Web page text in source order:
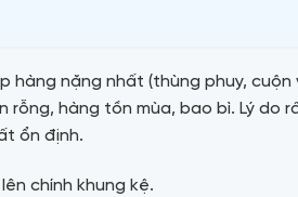
nặng nhất (thùng phuy,
hàng tồn mùa, bao bì. Lý
ổn định.
chính khung kệ.